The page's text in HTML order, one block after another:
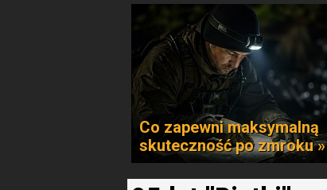
Co zapewni maksymalną
skuteczność po zmroku »